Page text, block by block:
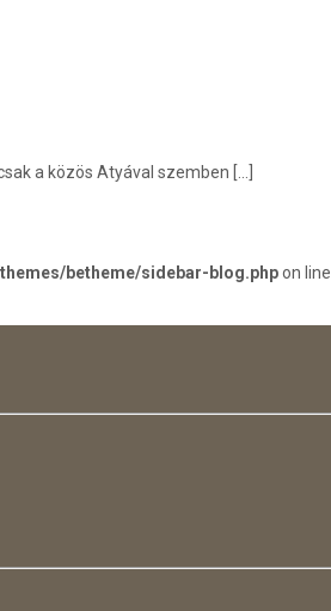
a közös Atyával szemben […]
betheme/sidebar-blog.phpon line